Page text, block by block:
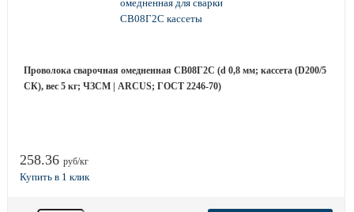
Проволока сварочная омедненная СВ08Г2С (d 0,8 мм; кассета (D200/5
СК), вес 5 кг; ЧЗСМ | ARCUS; ГОСТ 2246-70)
258.36 руб/кг